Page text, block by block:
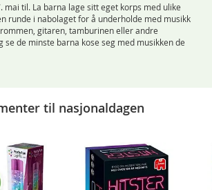
mai til. La barna lage sitt eget korps med ulike
runde i nabolaget for å underholde med musikk
gitaren, tamburinen eller andre
de minste barna kose seg med musikken de
til nasjonaldagen